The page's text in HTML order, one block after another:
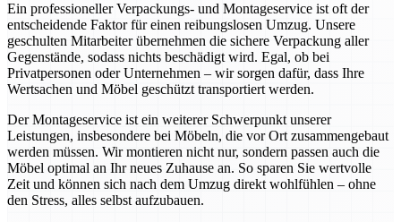
Ein professioneller Verpackungs- und Montageservice ist oft der
entscheidende Faktor für einen reibungslosen Umzug. Unsere
geschulten Mitarbeiter übernehmen die sichere Verpackung aller
Gegenstände, sodass nichts beschädigt wird. Egal, ob bei
Privatpersonen oder Unternehmen – wir sorgen dafür, dass Ihre
Wertsachen und Möbel geschützt transportiert werden.
Der Montageservice ist ein weiterer Schwerpunkt unserer
Leistungen, insbesondere bei Möbeln, die vor Ort zusammengebaut
werden müssen. Wir montieren nicht nur, sondern passen auch die
Möbel optimal an Ihr neues Zuhause an. So sparen Sie wertvolle
Zeit und können sich nach dem Umzug direkt wohlfühlen – ohne
den Stress, alles selbst aufzubauen.